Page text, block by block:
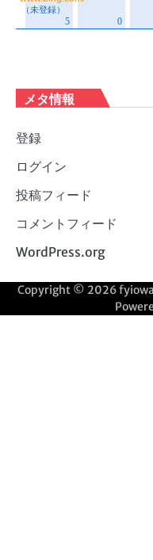
メタ情報
登録
ログイン
投稿フィード
コメントフィード
WordPress.org
Copyright © 2026